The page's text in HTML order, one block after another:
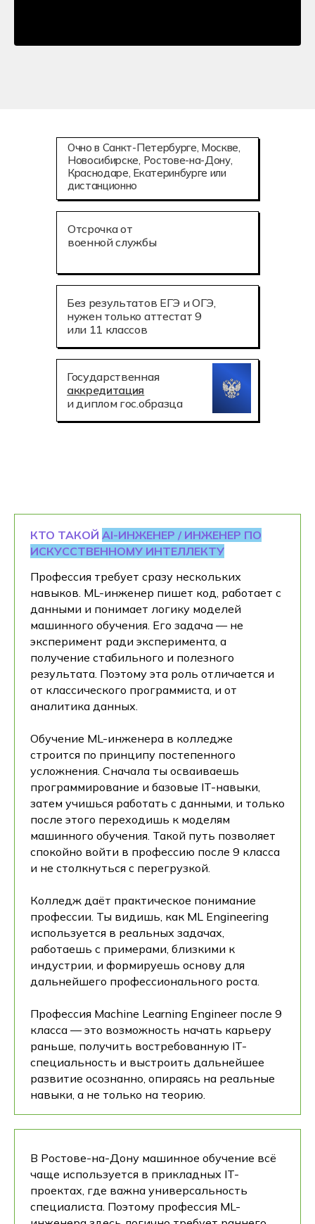
Государственная
аккредитация
и диплом гос.образца
Отсрочка от
военной службы
Без результатов ЕГЭ и ОГЭ,
нужен только аттестат 9
или 11 классов
Очно в Санкт-Петербурге, Москве,
Новосибирске, Ростове-на-Дону,
Краснодаре, Екатеринбурге или
дистанционно
КТО ТАКОЙ AI-ИНЖЕНЕР / ИНЖЕНЕР ПО
ИСКУССТВЕННОМУ ИНТЕЛЛЕКТУ
Профессия требует сразу нескольких
навыков. ML-инженер пишет код, работает с
данными и понимает логику моделей
машинного обучения. Его задача — не
эксперимент ради эксперимента, а
получение стабильного и полезного
результата. Поэтому эта роль отличается и
от классического программиста, и от
аналитика данных.
Обучение ML-инженера в колледже
строится по принципу постепенного
усложнения. Сначала ты осваиваешь
программирование и базовые IT-навыки,
затем учишься работать с данными, и только
после этого переходишь к моделям
машинного обучения. Такой путь позволяет
спокойно войти в профессию после 9 класса
и не столкнуться с перегрузкой.
Колледж даёт практическое понимание
профессии. Ты видишь, как ML Engineering
используется в реальных задачах,
работаешь с примерами, близкими к
индустрии, и формируешь основу для
дальнейшего профессионального роста.
Профессия Machine Learning Engineer после 9
класса — это возможность начать карьеру
раньше, получить востребованную IT-
специальность и выстроить дальнейшее
развитие осознанно, опираясь на реальные
навыки, а не только на теорию.
В Ростове-на-Дону машинное обучение всё
чаще используется в прикладных IT-
проектах, где важна универсальность
специалиста. Поэтому профессия ML-